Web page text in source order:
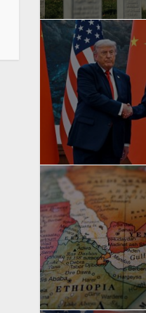
yazan
yazan